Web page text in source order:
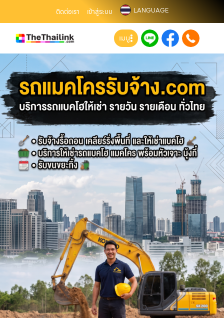
ติดต่อเรา เข้าสู่ระบบ LANGUAGE
เมนู